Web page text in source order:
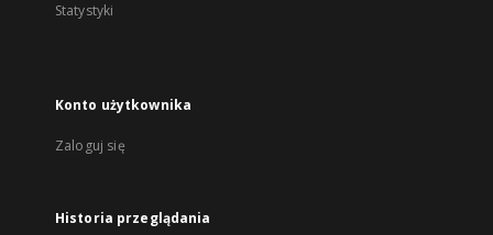
Statystyki
Konto użytkownika
Zaloguj się
Historia przeglądania